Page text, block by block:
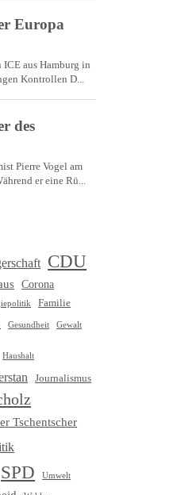
CDU
Corona
Familie
Gesundheit Gewalt
Haushalt
Journalismus
Tschentscher
SPD Umwelt